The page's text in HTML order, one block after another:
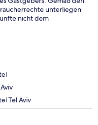
unterliegen
nicht dem
Tel Aviv